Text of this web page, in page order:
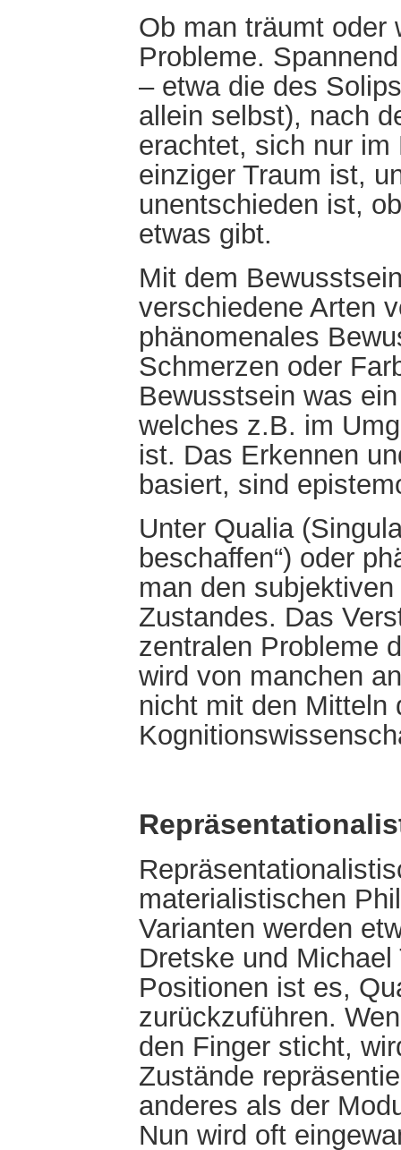
Ob man träumt oder
Probleme.
– etwa die des
allein selbst), nach
erachtet, sich nur
einziger Traum ist,
unentschieden ist,
etwas gibt.
Mit dem
verschiedene Arten
phänomenales
Schmerzen oder
Bewusstsein was
welches z.B. im
ist. Das Erkennen
basiert, sind
Unter Qualia
beschaffen“) oder
man den
Zustandes. Das
zentralen Probleme
wird von manchen
nicht mit den Mitteln
materialistischen
Varianten werden
Dretske und
Positionen ist es,
zurückzuführen.
den Finger sticht,
Zustände
anderes als der
Nun wird oft